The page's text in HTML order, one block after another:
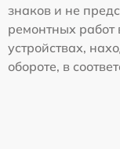
знаков и не
ремонтных работ
устройствах,
обороте, в